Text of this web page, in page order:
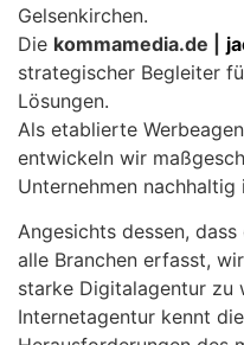
Gelsenkirchen.
Die kommamedia.de |
strategischer Begleiter
Lösungen.
Als etablierte
entwickeln wir
Unternehmen
Angesichts dessen,
alle Branchen erfasst,
starke Digitalagentur zu
Internetagentur kennt